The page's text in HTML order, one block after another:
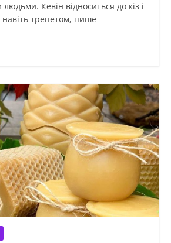
Кевін відноситься до кіз і
навіть трепетом, пише